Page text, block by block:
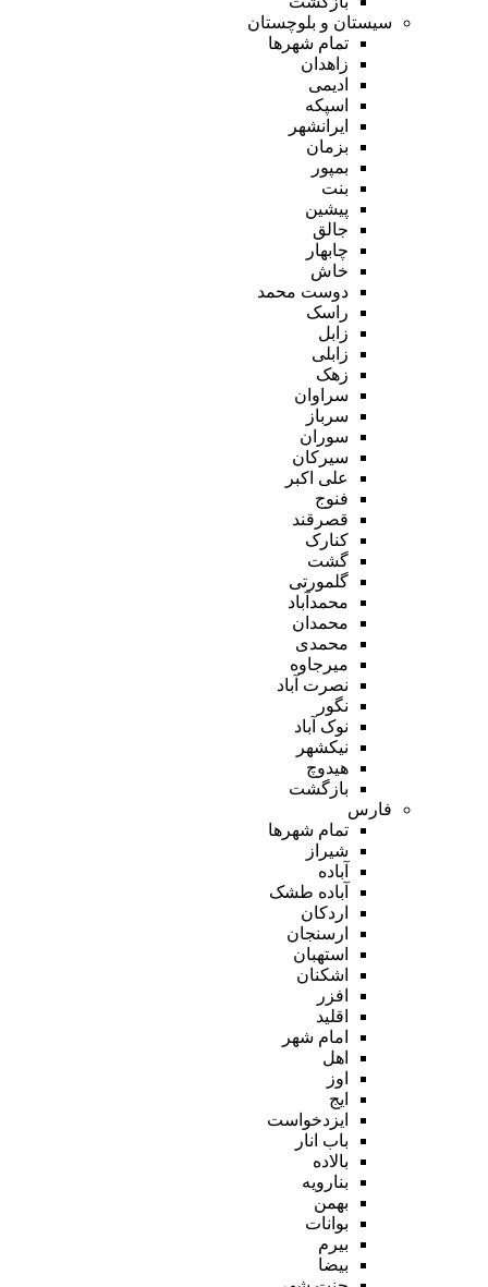
سیستان و بلوچستان
تمام شهر‌ها
زاهدان
ادیمی
اسپکه
ایرانشهر
بزمان
بمپور
بنت
پیشین
جالق
چابهار
خاش
دوست محمد
راسک
زابل
زابلی
زهک
سراوان
سرباز
سوران
سیرکان
علی اکبر
فنوج
قصرقند
کنارک
گشت
گلمورتی
محمدآباد
محمدان
محمدی
میرجاوه
نصرت آباد
نگور
نوک آباد
نیکشهر
هیدوچ
بازگشت
فارس
تمام شهر‌ها
شیراز
آباده
آباده طشک
اردکان
ارسنجان
استهبان
اشکنان
افزر
اقلید
امام شهر
اهل
اوز
ایج
ایزدخواست
باب انار
بالاده
بنارویه
بهمن
بوانات
بیرم
بیضا